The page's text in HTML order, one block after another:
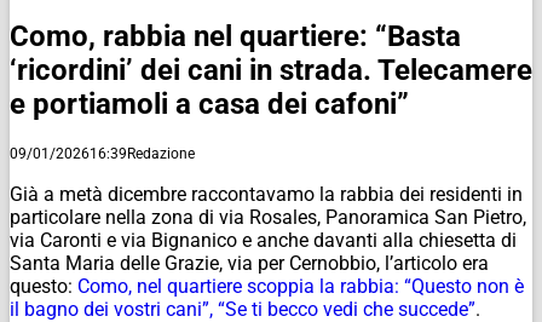
Como, rabbia nel quartiere: “Basta
‘ricordini’ dei cani in strada. Telecamere
e portiamoli a casa dei cafoni”
09/01/202616:39Redazione
Già a metà dicembre raccontavamo la rabbia dei residenti in
particolare nella zona di via Rosales, Panoramica San Pietro,
via Caronti e via Bignanico e anche davanti alla chiesetta di
Santa Maria delle Grazie, via per Cernobbio, l’articolo era
questo: Como, nel quartiere scoppia la rabbia: “Questo non è
il bagno dei vostri cani”, “Se ti becco vedi che succede”.